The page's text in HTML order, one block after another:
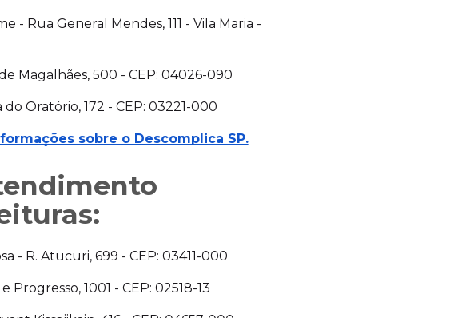
- Rua General Mendes, 111 - Vila Maria -
Magalhães, 500 - CEP: 04026-090
Oratório, 172 - CEP: 03221-000
sobre o Descomplica SP.
- R. Atucuri, 699 - CEP: 03411-000
Progresso, 1001 - CEP: 02518-13